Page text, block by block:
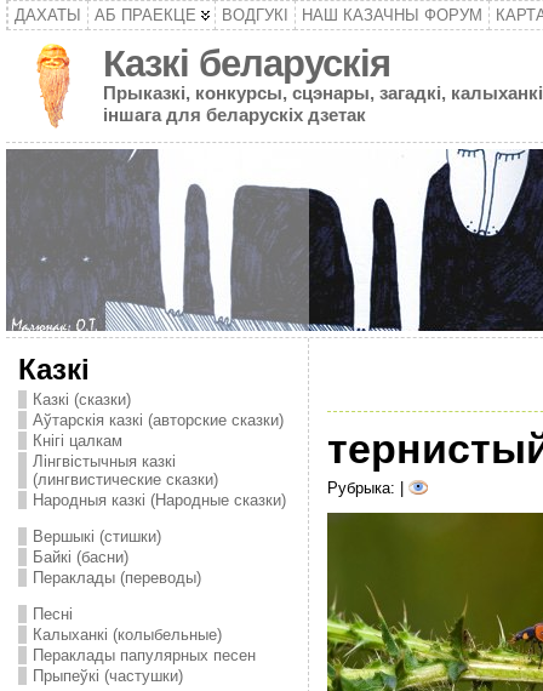
ДАХАТЫ АБ ПРАЕКЦЕ ВОДГУКІ НАШ КАЗАЧНЫ ФОРУМ
Казкі беларускія
Прыказкі, конкурсы, сцэнары, загадкі,
іншага для беларускіх дзетак
Казкі
Казкі (сказки)
Аўтарскія казкі (авторские сказки)
Кнігі цалкам
Лінгвістычныя казкі
(лингвистические сказки)
Народныя казкі (Народные сказки)
Вершыкі (стишки)
Байкі (басни)
Пераклады (переводы)
Песні
Калыханкі (колыбельные)
Пераклады папулярных песен
Прыпеўкі (частушки)
Рубрыка: |